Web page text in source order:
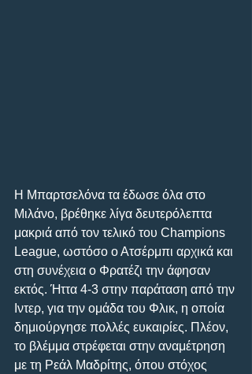
Η Μπαρτσελόνα τα έδωσε όλα στο
Μιλάνο, βρέθηκε λίγα δευτερόλεπτα
μακριά από τον τελικό του Champions
League, ωστόσο ο Ατσέρμπι αρχικά και
στη συνέχεια ο Φρατέζι την άφησαν
εκτός. Ήττα 4-3 στην παράταση από την
Ιντερ, για την ομάδα του Φλικ, η οποία
δημιούργησε πολλές ευκαιρίες. Πλέον,
το βλέμμα στρέφεται στην αναμέτρηση
με τη Ρεάλ Μαδρίτης, όπου στόχος